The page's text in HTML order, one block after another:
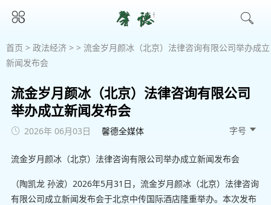
首页 > 政法经济 > > 流金岁月颜冰（北京）法律咨询有限公司举办成立
新闻发布会
流金岁月颜冰（北京）法律咨询有限公司
举办成立新闻发布会
2026年 06月03日 馨德全媒体 字号
流金岁月颜冰（北京）法律咨询有限公司举办成立新闻发布会
（陶凯龙 孙波）2026年5月31日，流金岁月颜冰（北京）法律咨询
有限公司成立新闻发布会于北京中传国际酒店隆重举办。本次发布